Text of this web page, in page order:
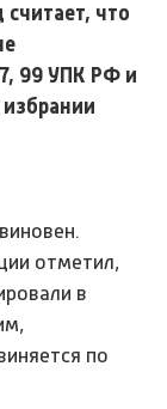
считает, что
99 УПК РФ и
отметил,
в
по